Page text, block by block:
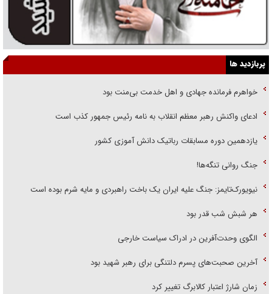
پربازدید ها
خواهرم فرمانده جهادی و اهل خدمت بی‌منت بود
ادعای واکنش رهبر معظم انقلاب به نامه رئیس جمهور کذب است
یازدهمین دوره مسابقات رباتیک دانش آموزی کشور
جنگ روانی تنگه‌ها!
نیویورک‌تایمز: جنگ علیه ایران یک باخت راهبردی و مایه شرم بوده است
هر شبش شب قدر بود
الگوی وحدت‌آفرین در ادراک سیاست خارجی
آخرین صحبت‌های پسرم دلتنگی برای رهبر شهید بود
زمان شارژ اعتبار کالابرگ تغییر کرد